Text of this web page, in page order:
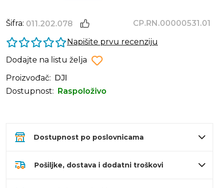
Šifra: 011.202.078
CP.RN.00000531.01
Napišite prvu recenziju
Dodajte na listu želja
Proizvođač:
DJI
Dostupnost:
Raspoloživo
Dostupnost po poslovnicama
Pošiljke, dostava i dodatni troškovi